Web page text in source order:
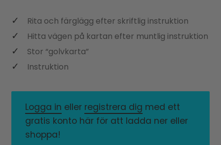
Rita och färglägg efter skriftlig instruktion
Hitta vägen på kartan efter muntlig instruktion
Stor “golvkarta”
Instruktion
Logga in eller registrera dig med ett
gratis konto här för att ladda ner eller
shoppa!